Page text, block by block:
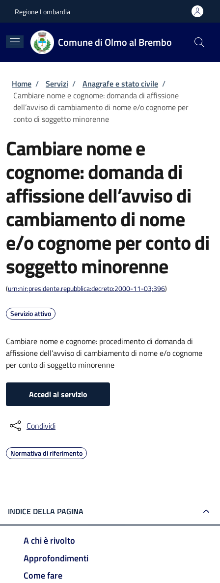
Regione Lombardia
Comune di Olmo al Brembo
Briciole di pane
Home / Servizi / Anagrafe e stato civile /
Cambiare nome e cognome: domanda di affissione
dell’avviso di cambiamento di nome e/o cognome per
conto di soggetto minorenne
Cambiare nome e
cognome: domanda di
affissione dell’avviso di
cambiamento di nome
e/o cognome per conto di
soggetto minorenne
(urn:nir:presidente.repubblica:decreto:2000-11-03;396)
Servizio attivo
Cambiare nome e cognome: procedimento di domanda di
affissione dell’avviso di cambiamento di nome e/o cognome
per conto di soggetto minorenne
Accedi al servizio
Condividi
Normativa di riferimento
INDICE DELLA PAGINA
A chi è rivolto
Approfondimenti
Come fare